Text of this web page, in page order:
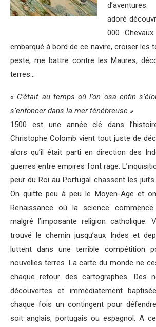
adoré
000
embarqué à bord de ce navire, croiser les
peste, me battre contre les Maures,
terres…
« C’était au temps où l’on osa enfin
s’enfoncer dans la mer ténébreuse »
1500 est une année clé dans
Christophe Colomb vient tout juste de
alors qu’il était parti en direction des
guerres entre empires font rage.
peur du Roi au Portugal chassent les
On quitte peu à peu le Moyen-Age et
Renaissance où la science
malgré l’imposante religion catholique.
trouvé le chemin jusqu’aux Indes et
luttent dans une terrible compétition
nouvelles terres. La carte du monde ne
chaque retour des cartographes. Des
découvertes et immédiatement
chaque fois un contingent pour
soit anglais, portugais ou espagnol. A